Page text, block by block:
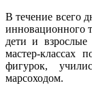
В течение всего
инновационного
дети и
мастер-классах
фигурок,
марсоходом.